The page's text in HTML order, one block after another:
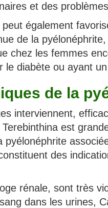
et des
également
de la
chez les femmes
diabète ou ayant
de la
interviennent,
est
des
rénale, sont très
dans les urines,